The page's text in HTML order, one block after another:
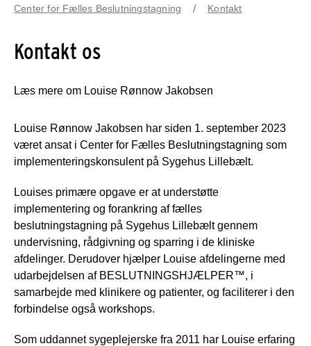
Center for Fælles Beslutningstagning
Kontakt
Kontakt os
Læs mere om Louise Rønnow Jakobsen
Louise Rønnow Jakobsen har siden 1. september 2023
været ansat i Center for Fælles Beslutningstagning som
implementeringskonsulent på Sygehus Lillebælt.
Louises primære opgave er at understøtte
implementering og forankring af fælles
beslutningstagning på Sygehus Lillebælt gennem
undervisning, rådgivning og sparring i de kliniske
afdelinger. Derudover hjælper Louise afdelingerne med
udarbejdelsen af BESLUTNINGSHJÆLPER™, i
samarbejde med klinikere og patienter, og faciliterer i den
forbindelse også workshops.
Som uddannet sygeplejerske fra 2011 har Louise erfaring